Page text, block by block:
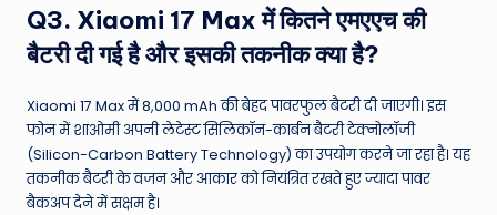
Q3. Xiaomi 17 Max में कितने एमएएच की
बैटरी दी गई है और इसकी तकनीक क्या है?
Xiaomi 17 Max में 8,000 mAh की बेहद पावरफुल बैटरी दी जाएगी। इस
फोन में शाओमी अपनी लेटेस्ट सिलिकॉन-कार्बन बैटरी टेक्नोलॉजी
(Silicon-Carbon Battery Technology) का उपयोग करने जा रहा है। यह
तकनीक बैटरी के वजन और आकार को नियंत्रित रखते हुए ज्यादा पावर
बैकअप देने में सक्षम है।